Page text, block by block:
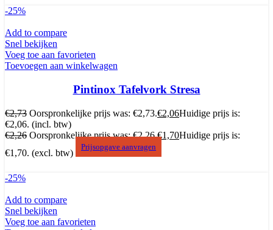
-25%
Add to compare
Snel bekijken
Voeg toe aan favorieten
Toevoegen aan winkelwagen
Pintinox Tafelvork Stresa
€2,73 Oorspronkelijke prijs was: €2,73.€2,06Huidige prijs is:
€2,06. (incl. btw)
€2,26 Oorspronkelijke prijs was: €2,26.€1,70Huidige prijs is:
€1,70. (excl. btw)
Prijsopgave aanvragen
-25%
Add to compare
Snel bekijken
Voeg toe aan favorieten